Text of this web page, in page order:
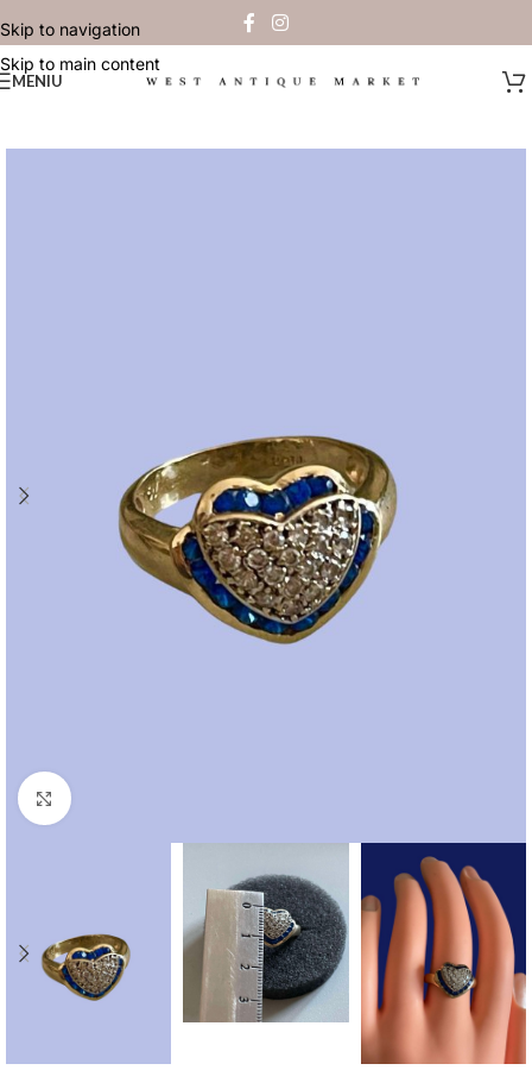
Skip to navigation
Skip to main content
MENIU
Click to enlarge